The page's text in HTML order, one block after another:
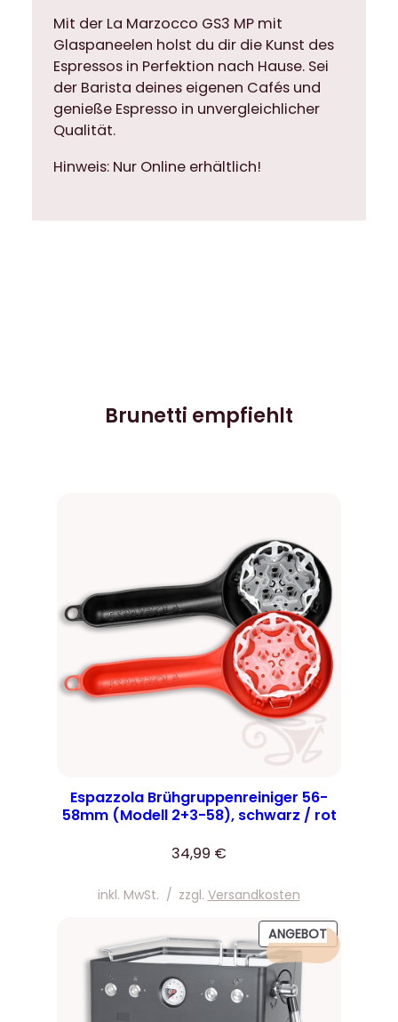
Mit der La Marzocco GS3 MP mit
Glaspaneelen holst du dir die Kunst des
Espressos in Perfektion nach Hause. Sei
der Barista deines eigenen Cafés und
genieße Espresso in unvergleichlicher
Qualität.
Hinweis: Nur Online erhältlich!
Brunetti empfiehlt
Espazzola Brühgruppenreiniger 56-
58mm (Modell 2+3-58), schwarz / rot
34,99 €
inkl. MwSt. / zzgl. Versandkosten
ANGEBOTPRODUKT
IM